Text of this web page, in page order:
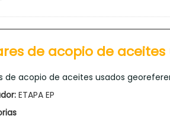
de acopio de aceites
de acopio de aceites usados
ETAPA EP